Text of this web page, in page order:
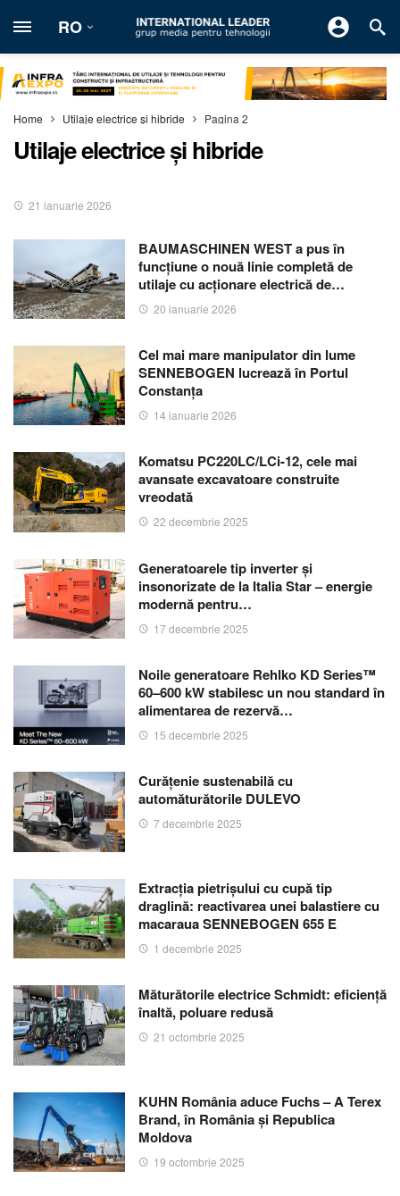
RO
Home Utilaje electrice și hibride Pagina 2
Utilaje electrice și hibride
21 ianuarie 2026
BAUMASCHINEN WEST a pus în
funcțiune o nouă linie completă de
utilaje cu acționare electrică de…
20 ianuarie 2026
Cel mai mare manipulator din lume
SENNEBOGEN lucrează în Portul
Constanţa
14 ianuarie 2026
Komatsu PC220LC/LCi-12, cele mai
avansate excavatoare construite
vreodată
22 decembrie 2025
Generatoarele tip inverter și
insonorizate de la Italia Star – energie
modernă pentru…
17 decembrie 2025
Noile generatoare Rehlko KD Series™
60–600 kW stabilesc un nou standard în
alimentarea de rezervă…
15 decembrie 2025
Curățenie sustenabilă cu
automăturătorile DULEVO
7 decembrie 2025
Extracția pietrișului cu cupă tip
draglină: reactivarea unei balastiere cu
macaraua SENNEBOGEN 655 E
1 decembrie 2025
Măturătorile electrice Schmidt: eficiență
înaltă, poluare redusă
21 octombrie 2025
KUHN România aduce Fuchs – A Terex
Brand, în România și Republica
Moldova
19 octombrie 2025